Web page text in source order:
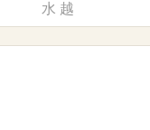
水 越